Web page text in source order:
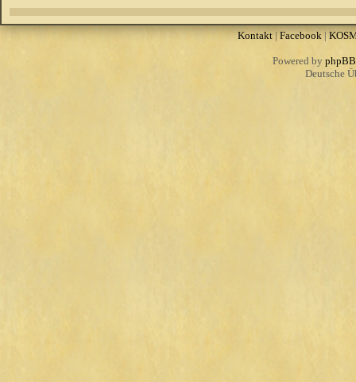
Kontakt|Facebook|
Powered by phpBB
Deutsche